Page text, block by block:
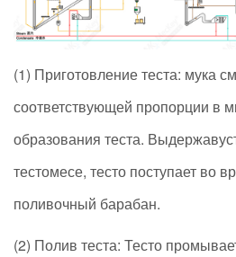
(1) Приготовление теста: мука
соответствующей пропорции в
образования теста.
тестомесе, тесто поступает во
поливочный барабан.
(2) Полив теста: Тесто